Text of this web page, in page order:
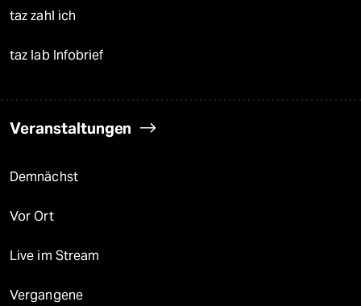
taz zahl ich
taz lab Infobrief
Veranstaltungen
Demnächst
Vor Ort
Live im Stream
Vergangene